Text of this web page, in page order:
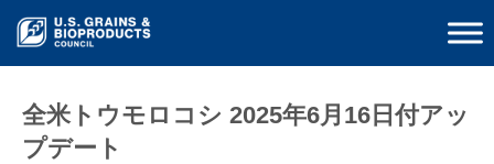
全米トウモロコシ 2025年6月16日付アッ
プデート